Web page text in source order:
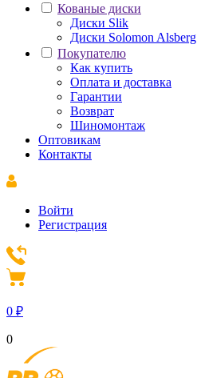
Кованые диски
Диски Slik
Диски Solomon Alsberg
Покупателю
Как купить
Оплата и доставка
Гарантии
Возврат
Шиномонтаж
Оптовикам
Контакты
Войти
Регистрация
0 ₽
0